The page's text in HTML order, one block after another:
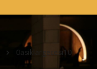
0asiklargecesi10